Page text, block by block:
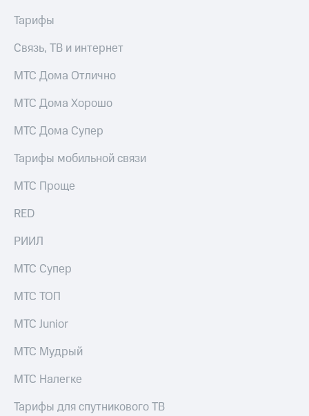
Тарифы
Связь, ТВ и интернет
МТС Дома Отлично
МТС Дома Хорошо
МТС Дома Супер
Тарифы мобильной связи
МТС Проще
RED
РИИЛ
МТС Супер
МТС ТОП
МТС Junior
МТС Мудрый
МТС Налегке
Тарифы для спутникового ТВ